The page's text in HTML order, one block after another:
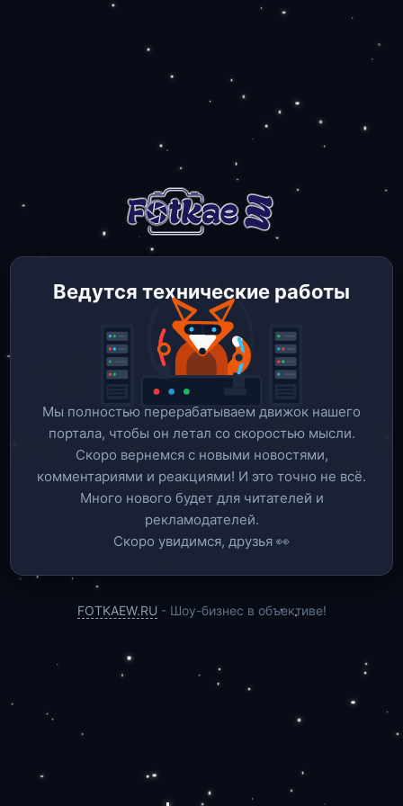
Ведутся технические работы
Мы полностью перерабатываем движок нашего
портала, чтобы он летал со скоростью мысли.
Скоро вернемся c новыми новостями,
комментариями и реакциями! И это точно не всё.
Много нового будет для читателей и
рекламодателей.
Скоро увидимся, друзья 👀
FOTKAEW.RU - Шоу-бизнес в объективе!